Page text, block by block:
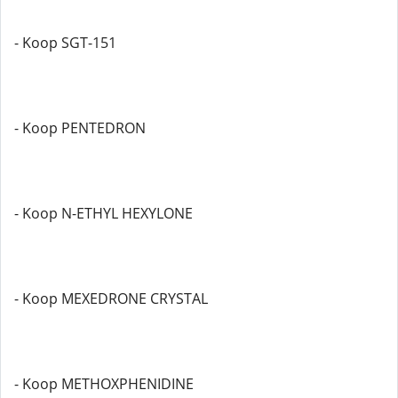
- Koop SGT-151
- Koop PENTEDRON
- Koop N-ETHYL HEXYLONE
- Koop MEXEDRONE CRYSTAL
- Koop METHOXPHENIDINE